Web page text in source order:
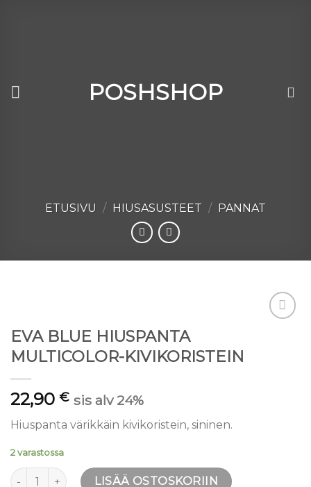
POSHSHOP
ETUSIVU / HIUSASUSTEET / PANNAT
EVA BLUE HIUSPANTA
MULTICOLOR-KIVIKORISTEIN
22,90 € sis alv 24%
Hiuspanta värikkäin kivikoristein, sininen.
2 varastossa
EVA BLUE HIUSPANTA MULTICOLOR-KIVIKORISTEIN
LISÄÄ OSTOSKORIIN